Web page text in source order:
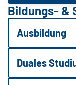
Bildungs- &
Ausbildung
Duales